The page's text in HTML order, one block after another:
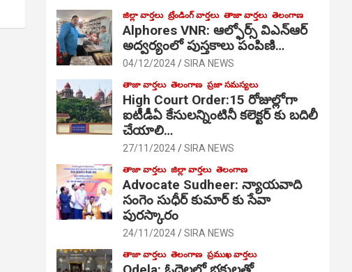
జిల్లా వార్తలు ట్రేండింగ్ వార్తలు తాజా వార్తలు తెలంగాణ
Alphores VNR: ఆల్ఫోర్స్ విఎన్ఆర్
అద్వర్యంలో పుస్తకాలు పంపిణి…
04/12/2024 SIRA NEWS
తాజా వార్తలు తెలంగాణ ప్రజా సమస్యలు
High Court Order:15 రోజుల్లోగా
ఐటీడీఏ కేసులన్నింటినీ కలెక్టర్ కు బదిలీ
చేయాలి…
27/11/2024 SIRA NEWS
తాజా వార్తలు జిల్లా వార్తలు తెలంగాణ
Advocate Sudheer: న్యాయవాది
సంగెం సుధీర్ కుమార్ కు సేవా
పురస్కారం
24/11/2024 SIRA NEWS
తాజా వార్తలు తెలంగాణ ప్రముఖ వార్తలు